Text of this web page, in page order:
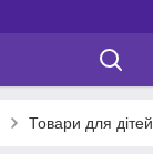
Товари для дітей